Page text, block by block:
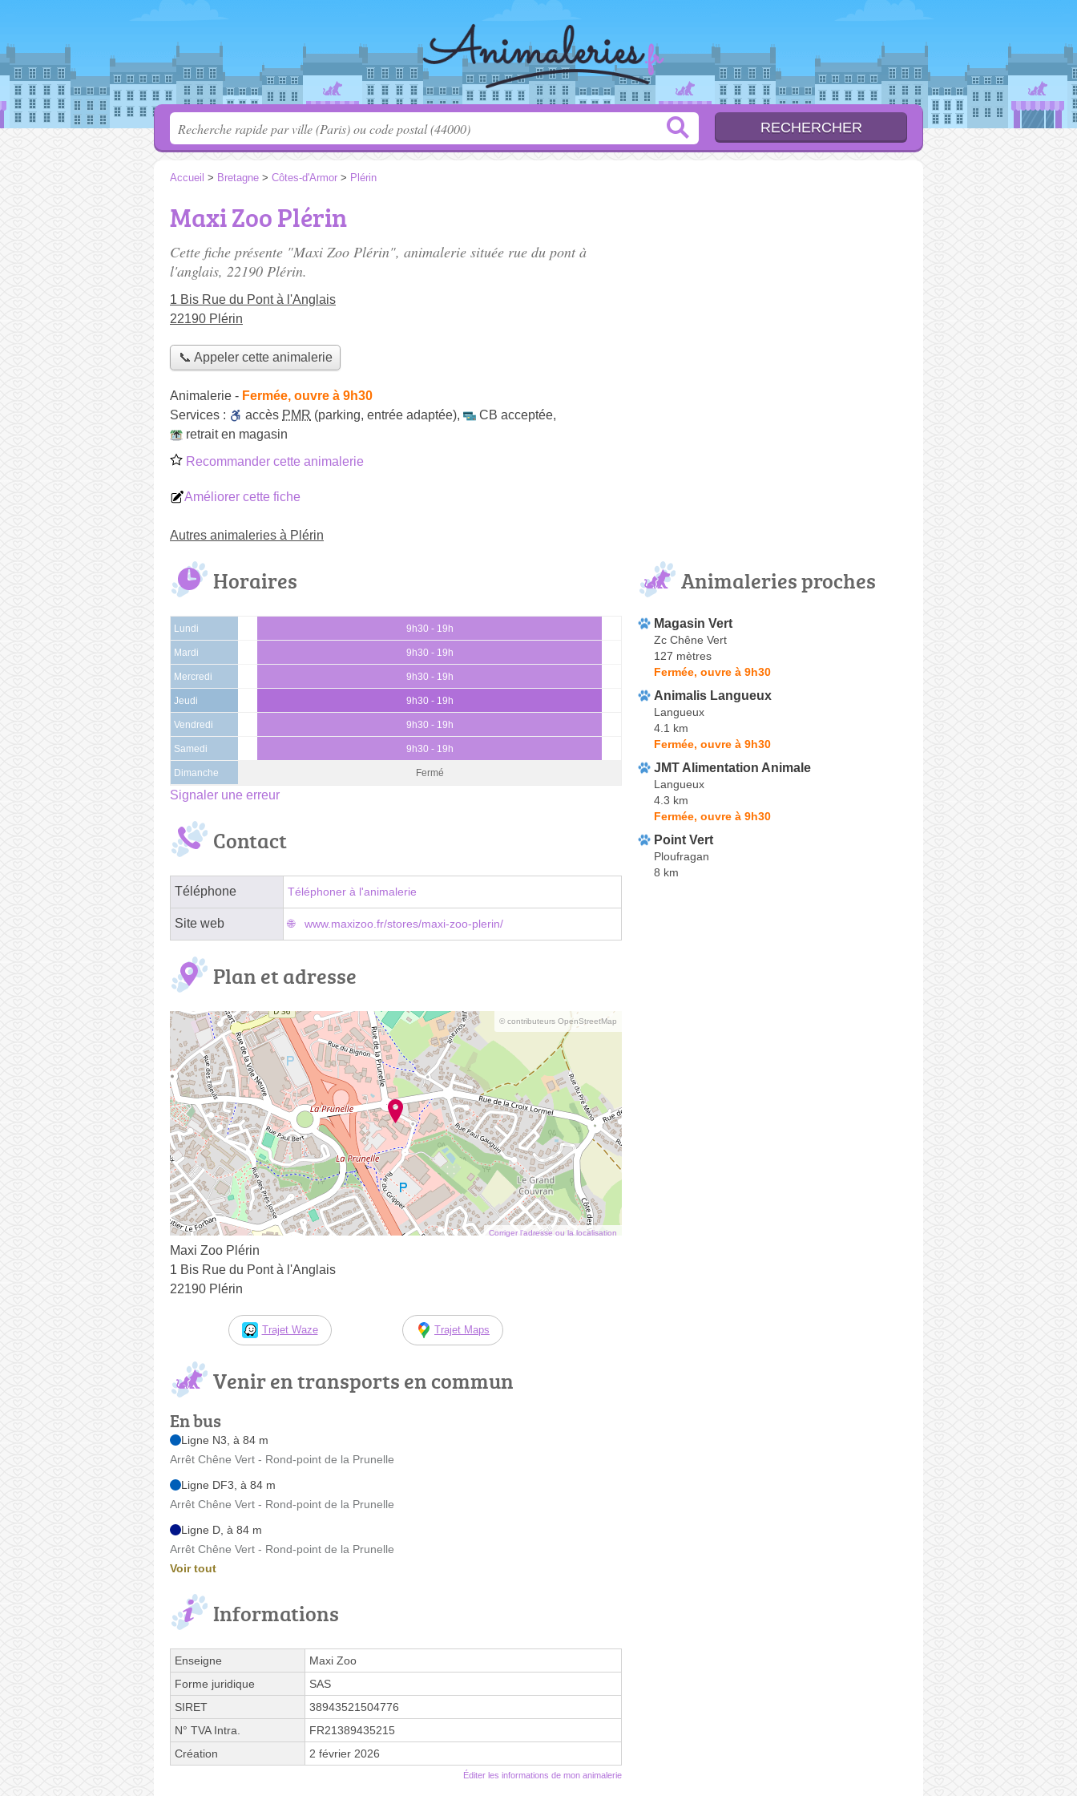
Accueil > Bretagne > Côtes-d'Armor > Plérin
Maxi Zoo Plérin
Cette fiche présente "Maxi Zoo Plérin", animalerie située rue du pont à
l'anglais, 22190 Plérin.
1 Bis Rue du Pont à l'Anglais
22190 Plérin
📞 Appeler cette animalerie
Animalerie - Fermée, ouvre à 9h30
Services :
accès PMR (parking, entrée adaptée), CB acceptée,
retrait en magasin
Recommander cette animalerie
Améliorer cette fiche
Autres animaleries à Plérin
Horaires
Lundi 9h30 - 19h
Mardi 9h30 - 19h
Mercredi 9h30 - 19h
Jeudi 9h30 - 19h
Vendredi 9h30 - 19h
Samedi 9h30 - 19h
Dimanche Fermé
Signaler une erreur
Contact
Téléphone Téléphoner à l'animalerie
Site web www.maxizoo.fr/stores/maxi-zoo-plerin/
Plan et adresse
© contributeurs OpenStreetMap
Corriger l’adresse ou la localisation
Maxi Zoo Plérin
1 Bis Rue du Pont à l'Anglais
22190 Plérin
Trajet Waze Trajet Maps
Venir en transports en commun
En bus
Ligne N3, à 84 m
Arrêt Chêne Vert - Rond-point de la Prunelle
Ligne DF3, à 84 m
Arrêt Chêne Vert - Rond-point de la Prunelle
Ligne D, à 84 m
Arrêt Chêne Vert - Rond-point de la Prunelle
Voir tout
Informations
Enseigne
Maxi Zoo
Forme juridique
SAS
SIRET
38943521504776
N° TVA Intra.
FR21389435215
Création
2 février 2026
Éditer les informations de mon animalerie
Animaleries proches
Magasin Vert
Zc Chêne Vert
127 mètres
Fermée, ouvre à 9h30
Animalis Langueux
Langueux
4.1 km
Fermée, ouvre à 9h30
JMT Alimentation Animale
Langueux
4.3 km
Fermée, ouvre à 9h30
Point Vert
Ploufragan
8 km